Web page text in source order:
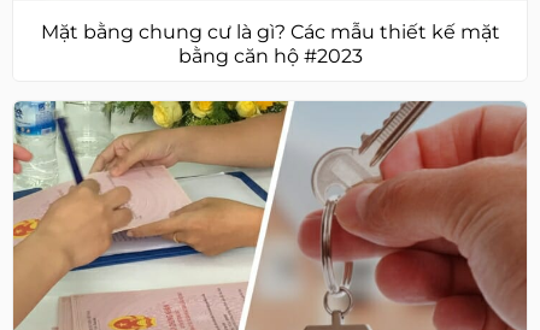
Mặt bằng chung cư là gì? Các mẫu thiết kế mặt
bằng căn hộ #2023